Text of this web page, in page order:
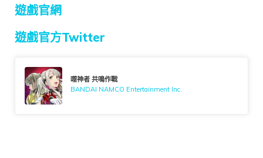
遊戲官網
遊戲官方Twitter
噬神者 共鳴作戰
BANDAI NAMCO Entertainment Inc.